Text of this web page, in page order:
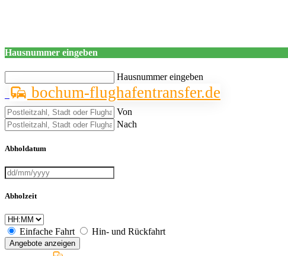
Hausnummer eingeben
Hausnummer eingeben
bochum-flughafentransfer.de
Von
Nach
Abholdatum
Abholzeit
Einfache Fahrt Hin- und Rückfahrt
Angebote anzeigen